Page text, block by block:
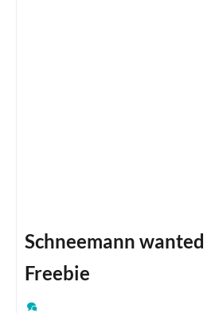
Schneemann
Freebie